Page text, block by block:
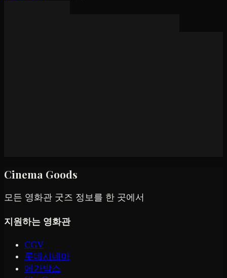
Cinema Goods
모든 영화관 굿즈 정보를 한 곳에서
지원하는 영화관
CGV
롯데시네마
메가박스